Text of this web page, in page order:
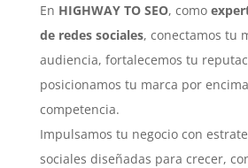
En HIGHWAY TO SEO, como
de redes sociales, conectamos tu
audiencia, fortalecemos tu
posicionamos tu marca por
competencia.
Impulsamos tu negocio con
sociales diseñadas para crecer,